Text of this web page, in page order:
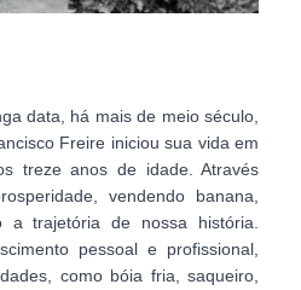
data, há mais de meio século,
Freire iniciou sua vida em
treze anos de idade. Através
vendendo banana,
a trajetória de nossa história.
pessoal e profissional,
como bóia fria, saqueiro,